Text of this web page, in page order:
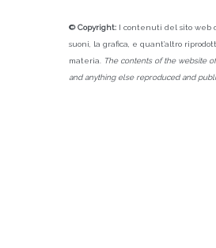
© Copyright: I contenuti del sito web
suoni, la grafica, e quant’altro
materia.
The contents of the website
and anything else reproduced and